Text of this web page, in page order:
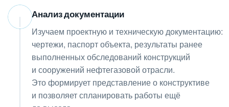
01 Анализ документации
Изучаем проектную и техническую документацию:
чертежи, паспорт объекта, результаты ранее
выполненных обследований конструкций
и сооружений нефтегазовой отрасли.
Это формирует представление о конструктиве
и позволяет спланировать работы ещё